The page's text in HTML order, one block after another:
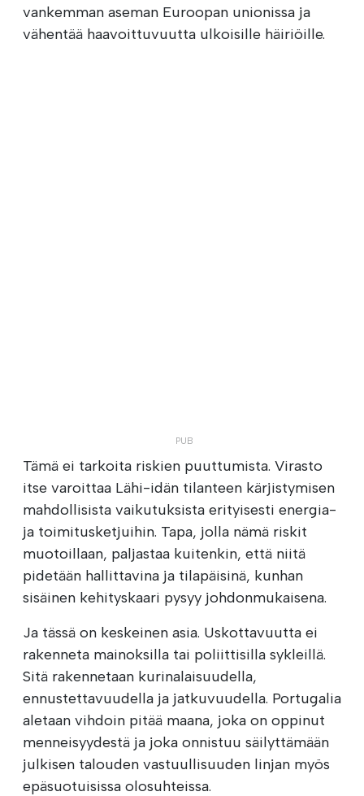
vankemman aseman Euroopan unionissa ja
vähentää haavoittuvuutta ulkoisille häiriöille.
Tämä ei tarkoita riskien puuttumista. Virasto
itse varoittaa Lähi-idän tilanteen kärjistymisen
mahdollisista vaikutuksista erityisesti energia-
ja toimitusketjuihin. Tapa, jolla nämä riskit
muotoillaan, paljastaa kuitenkin, että niitä
pidetään hallittavina ja tilapäisinä, kunhan
sisäinen kehityskaari pysyy johdonmukaisena.
Ja tässä on keskeinen asia. Uskottavuutta ei
rakenneta mainoksilla tai poliittisilla sykleillä.
Sitä rakennetaan kurinalaisuudella,
ennustettavuudella ja jatkuvuudella. Portugalia
aletaan vihdoin pitää maana, joka on oppinut
menneisyydestä ja joka onnistuu säilyttämään
julkisen talouden vastuullisuuden linjan myös
epäsuotuisissa olosuhteissa.